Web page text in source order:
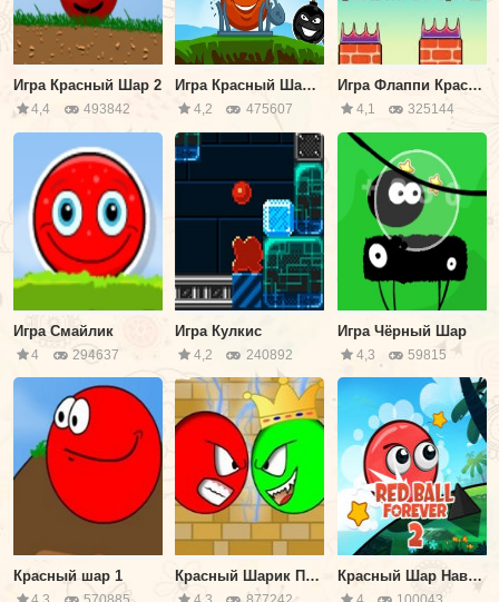
Игра Красный Шар 2
4,4 493842
Игра Красный Шар: Братья Шарики
4,2 475607
Игра Флаппи Красный Шарик
4,1 325144
Игра Смайлик
4 294637
Игра Кулкис
4,2 240892
Игра Чёрный Шар
4,3 59815
Красный шар 1 Красный Шарик Против Зеленого Короля Красный Шар Навсегда 2